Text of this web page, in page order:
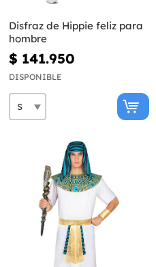
Disfraz de Hippie feliz para
hombre
$ 141.950
DISPONIBLE